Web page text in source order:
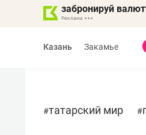
забронируй
Казань Закамье
#татарский мир #